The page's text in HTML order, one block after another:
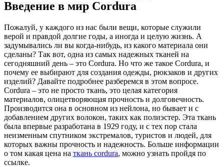
Введение в мир Cordura
Пожалуй, у каждого из нас были вещи, которые служили
верой и правдой долгие годы, а иногда и целую жизнь. А
задумывались ли вы когда-нибудь, из какого материала они
сделаны? Так вот, одна из самых надежных тканей на
сегодняшний день – это Cordura. Но что же такое Cordura, и
почему ее выбирают для создания одежды, рюкзаков и других
изделий? Давайте подробнее разберемся в этом вопросе.
Cordura – это не просто ткань, это целая категория
материалов, олицетворяющая прочность и долговечность.
Производится она в основном из нейлона, но бывает и с
добавлением других волокон, таких как полиэстер. Эта ткань
была впервые разработана в 1929 году, и с тех пор стала
неизменным спутником экстремалов, туристов и людей, для
которых важны прочность и надежность. Больше информации
о том какая цена на ткань cordura, можно узнать пройдя по
ссылке.